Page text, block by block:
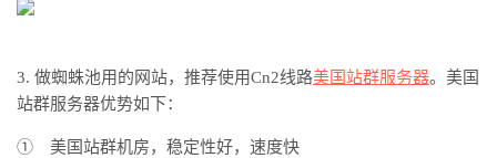
3. 做蜘蛛池用的网站，推荐使用Cn2线路美国站群服务器。美国
站群服务器优势如下：
① 美国站群机房，稳定性好，速度快